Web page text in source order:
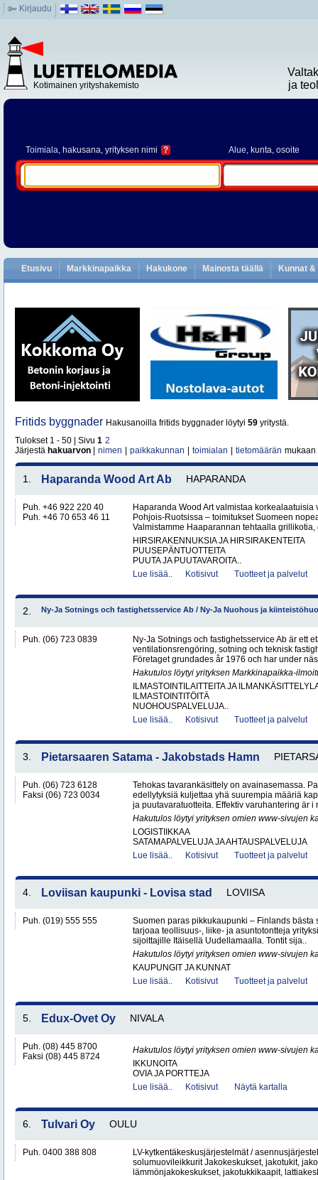
Kirjaudu
Kotimainen yrityshakemisto
ja
Toimiala, hakusana, yrityksen nimi ? Alue, kunta, osoite
Etusivu Markkinapaikka Hakukone Mainosta täällä Kunnat
Fritids byggnader Hakusanoilla fritids byggnader löytyi 59 yritystä.
Tulokset 1 - 50 | Sivu 1 2
Järjestä hakuarvon nimen paikkakunnan toimialan tietomäärän mukaan
1. Haparanda Wood Art Ab HAPARANDA
Puh. +46 922 220 40
Puh. +46 70 653 46 11
Haparanda Wood Art valmistaa
Pohjois-Ruotsissa – toimitukset Suomeen
Valmistamme Haaparannan tehtaalla grillikotia,
HIRSIRAKENNUKSIA JA HIRSIRAKENTEITA
PUUSEPÄNTUOTTEITA
PUUTA JA PUUTAVAROITA..
Lue lisää..
Kotisivut Tuotteet ja palvelut
2. Ny-Ja Sotnings och fastighetsservice Ab / Ny-Ja Nuohous ja
Puh. (06) 723 0839
Ny-Ja Sotnings och fastighetsservice Ab är ett
ventilationsrengöring, sotning och teknisk
Företaget grundades år 1976 och har under
Hakutulos löytyi yrityksen Markkinapaikka-
ILMASTOINTILAITTEITA JA
ILMASTOINTITÖITÄ
NUOHOUSPALVELUJA..
Lue lisää..
Kotisivut Tuotteet ja palvelut
3. Pietarsaaren Satama - Jakobstads Hamn
Puh. (06) 723 6128
Faksi (06) 723 0034
Tehokas tavarankäsittely on avainasemassa.
edellytyksiä kuljettaa yhä suurempia määriä
ja puutavaratuotteita. Effektiv varuhantering är i
Hakutulos löytyi yrityksen omien www-sivujen
LOGISTIIKKAA
SATAMAPALVELUJA JA AHTAUSPALVELUJA
Lue lisää..
Kotisivut Tuotteet ja palvelut
4. Loviisan kaupunki - Lovisa stad LOVIISA
Puh. (019) 555 555
Suomen paras pikkukaupunki – Finlands bästa
tarjoaa teollisuus-, liike- ja asuntotontteja
sijoittajille Itäisellä Uudellamaalla. Tontit sija..
Hakutulos löytyi yrityksen omien www-sivujen
KAUPUNGIT JA KUNNAT
Lue lisää..
Kotisivut Tuotteet ja palvelut
5. Edux-Ovet Oy NIVALA
Puh. (08) 445 8700
Faksi (08) 445 8724
Hakutulos löytyi yrityksen omien www-sivujen
IKKUNOITA
OVIA JA PORTTEJA
Lue lisää..
Kotisivut Näytä kartalla
6. Tulvari Oy OULU
Puh. 0400 388 808
LV-kytkentäkeskusjärjestelmät /
solumuovileikkurit Jakokeskukset, jakotukit,
lämmönjakokeskukset, jakotukkikaapit,